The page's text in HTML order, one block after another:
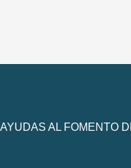
AYUDAS AL FOMENTO